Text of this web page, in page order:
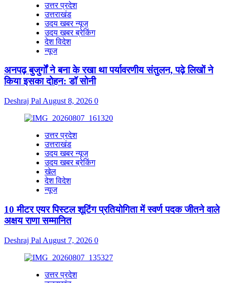
उत्तर प्रदेश
उत्तराखंड
उदय खबर न्यूज
उदय खबर ब्रेकिंग
देश विदेश
न्यूज
अनपढ़ बुजुर्गों ने बना के रखा था पर्यावरणीय संतुलन, पढ़े लिखों ने
किया इसका दोहन: डॉ सोनी
Deshraj Pal August 8, 2026 0
उत्तर प्रदेश
उत्तराखंड
उदय खबर न्यूज
उदय खबर ब्रेकिंग
खेल
देश विदेश
न्यूज
10 मीटर एयर पिस्टल शूटिंग प्रतियोगिता में स्वर्ण पदक जीतने वाले
अक्षय राणा सम्मानित
Deshraj Pal August 7, 2026 0
उत्तर प्रदेश